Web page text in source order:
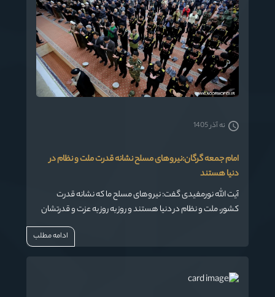
امام جمعه گرگان:نیروهای مسلح نشانه قدرت ملت و نظام در
دنیا هستند
آیت الله نورمفیدی گفت: نیروهای مسلح ما که نشانه قدرت
کشور، ملت و نظام در دنیا هستند و روز به روز به عزت و قدرتشان
افزوده می شود و کشور ما را در رتبه های بالا قرار می دهد.
نه آذر 1405
ادامه مطلب